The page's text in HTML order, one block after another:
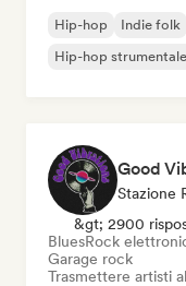
Hip-hop Indie folk
Hip-hop strumentale
Good
Stazione
&gt; 2900
BluesRock
Garage rock
Trasmettere artisti